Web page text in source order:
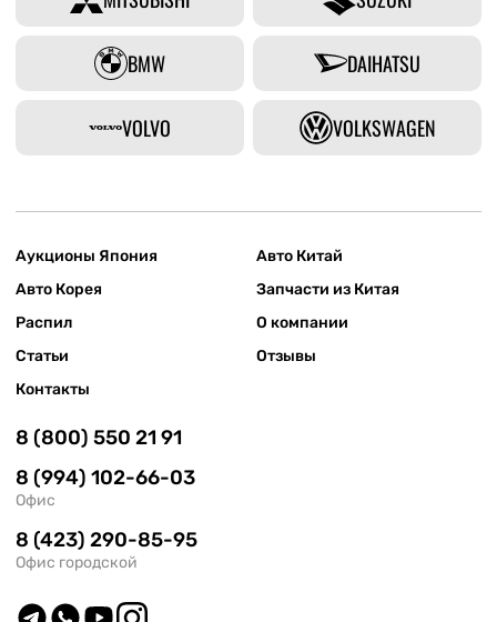
BMW DAIHATSU
VOLVO VOLKSWAGEN
Аукционы Япония
Авто Китай
Авто Корея
Запчасти из Китая
Распил
О компании
Статьи
Отзывы
Контакты
8 (800) 550 21 91
8 (994) 102-66-03
Офис
8 (423) 290-85-95
Офис городской